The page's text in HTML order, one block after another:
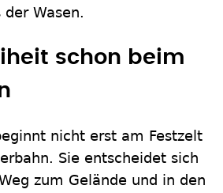
Wasen.
schon beim
nicht erst am Festzelt
Sie entscheidet sich
zum Gelände und in den